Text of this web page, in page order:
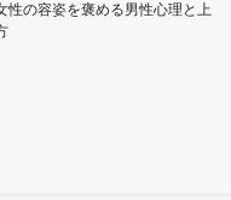
性の容姿を褒める男性心理と上